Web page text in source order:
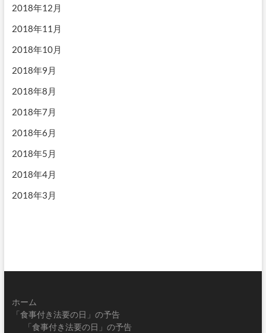
2018年12月
2018年11月
2018年10月
2018年9月
2018年8月
2018年7月
2018年6月
2018年5月
2018年4月
2018年3月
ホーム
「食事付き法要の日」の予告
「食事付き法要の日」の予告